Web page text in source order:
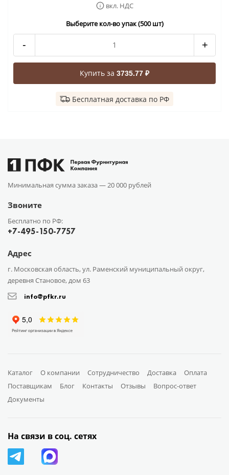
вкл. НДС
Выберите кол-во упак (500 шт)
- +
Купить за 3735.77 ₽
Бесплатная доставка по РФ
Минимальная сумма заказа — 20 000 рублей
Звоните
Бесплатно по РФ:
+7-495-150-7757
Адрес
г. Московская область, ул. Раменский муниципальный округ,
деревня Становое, дом 63
info@pfkr.ru
Каталог О компании Сотрудничество Доставка
Оплата
Поставщикам
Блог Контакты Отзывы
Вопрос-ответ
Документы
На связи в соц. сетях